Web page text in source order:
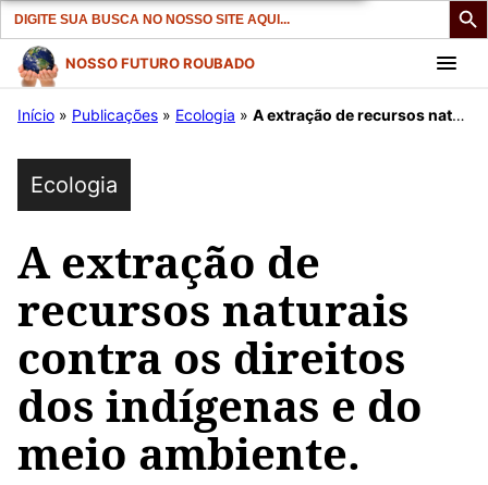
Search
for:
Pular
para
conteúdo
NOSSO FUTURO ROUBADO
Início » Publicações » Ecologia » A extração de recursos naturais contra os direitos dos indígenas e do meio ambiente.
Ecologia
A extração de
recursos naturais
contra os direitos
dos indígenas e do
meio ambiente.